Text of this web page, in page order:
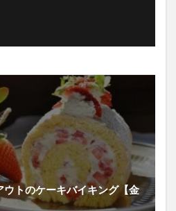
トのケーキバイキング【金